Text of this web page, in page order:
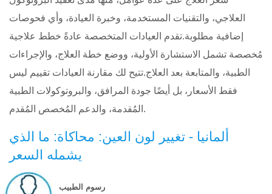
العلاجي، والتقنيات المستخدمة، وخبرة العيادة، وأي فحوصات
إضافية مطلوبة.تقدم العيادات المتخصصة عادةً خطط علاجية
مُخصصة تشمل الاستشارة الأولية، ووضع خطة العلاج، والإجراءات
الطبية، والمتابعة بعد العلاج.تتيح لك مقارنة العيادات تقييم ليس
فقط الأسعار، بل أيضًا جودة المرافق، والبروتوكولات الطبية
المُقدمة، والدعم المُخصص المُقدم.
ألمانيا - تغيير لون العين: محاكاة: ما الذي
يشمله السعر
رسوم الطبيب